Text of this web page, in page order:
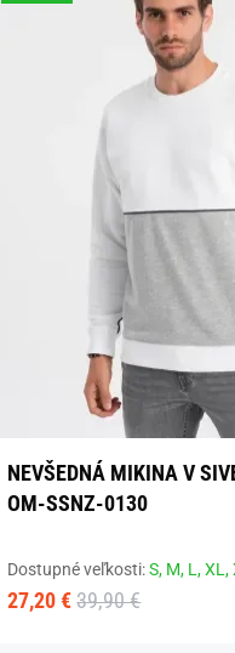
NEVŠEDNÁ MIKINA V
OM-SSNZ-0130
Dostupné veľkosti:S, M, L,XL,
27,20 € 39,90 €